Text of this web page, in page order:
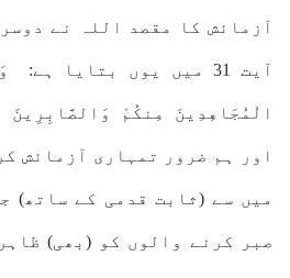
آزمائش کا مقصد اللہ نے
آیت 31 میں یوں بتایا
اور ہم ضرور تمہاری آزمائش
میں سے (ثابت قدمی کے ساتھ)
صبر کرنے والوں کو (بھی)